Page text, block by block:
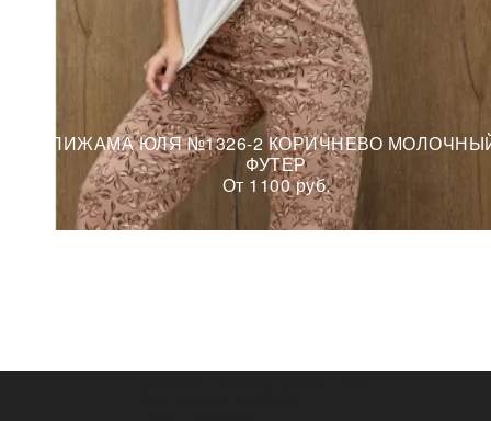
ПИЖАМА ЮЛЯ №1326-2 КОРИЧНЕВО
ФУТЕР
От 1100 руб.